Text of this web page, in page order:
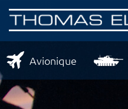
Avionique